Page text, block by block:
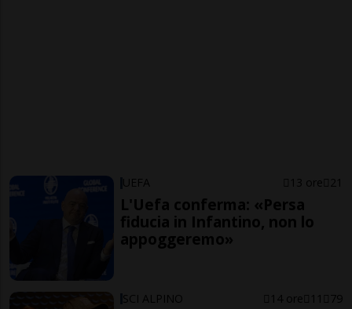
UEFA 13 ore 21
L'Uefa conferma: «Persa
fiducia in Infantino, non lo
appoggeremo»
SCI ALPINO 14 ore 11 79